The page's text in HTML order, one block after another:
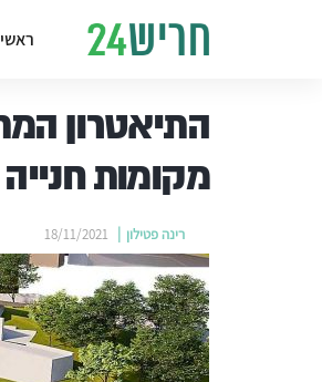
ראשי
מקומות חנייה
רינה פטילון 18/11/2021